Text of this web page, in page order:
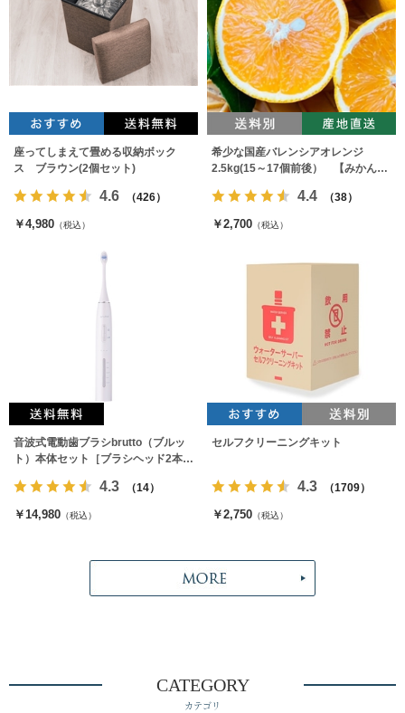
座ってしまえて畳める収納ボック
ス ブラウン(2個セット)
4.6 （426）
￥4,980 （税込）
希少な国産バレンシアオレンジ
2.5kg(15～17個前後） 【みかんの
4.4 （38）
￥2,700 （税込）
音波式電動歯ブラシbrutto（ブルッ
ト）本体セット［ブラシヘッド2本付
4.3 （14）
￥14,980 （税込）
セルフクリーニングキット
4.3 （1709）
￥2,750 （税込）
CATEGORY
カテゴリ